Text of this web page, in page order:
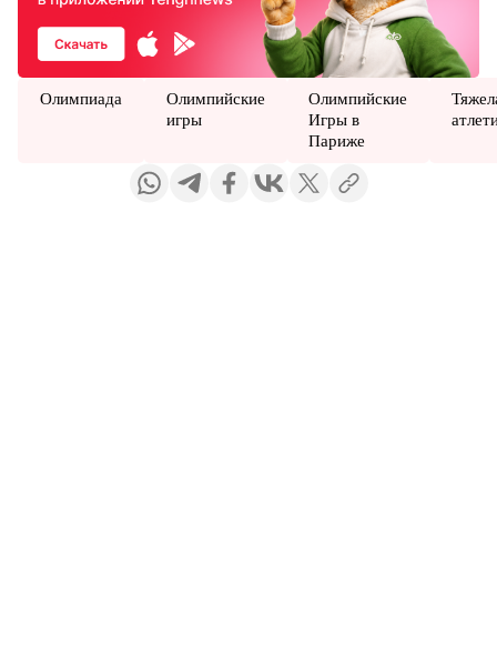
Олимпиада
Олимпийские
игры
Олимпийские
Игры в
Париже